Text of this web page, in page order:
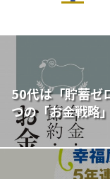
50代は「貯蓄ゼ
つの「お金戦略」